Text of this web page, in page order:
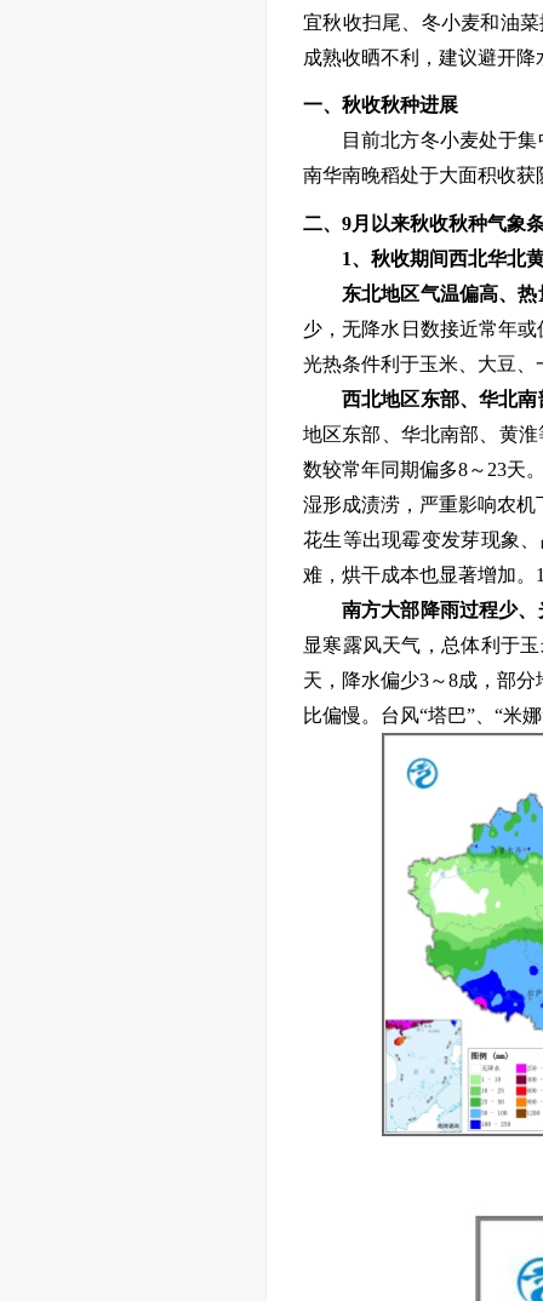
宜秋收扫尾、冬小麦和油
成熟收晒不利， 建议避开降
一、 秋收秋种进展
目前北方冬小麦处于集
南华南晚稻处于大面积收获
二、 9月以来秋收秋种气象
1、 秋收期间西北华北
东北地区气温偏高、热
少，无降水日数接近常年或
光热条件利于玉米、大豆
西北地区东部、华北
地区东部、华北南部、黄淮
数较常年同期偏多8～ 23天
湿形成渍涝，严重影响农
花生等出现霉变发芽现象
难， 烘干成本也显著增加。
南方大部降雨过程少、
显寒露风天气，总体利于
天，降水偏少3～8成，部分
比偏慢。台风“塔巴”、“米